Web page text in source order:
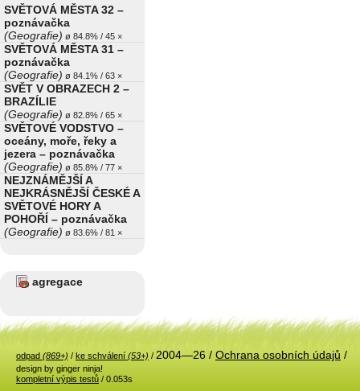
SVĚTOVÁ MĚSTA 32 –
poznávačka
(Geografie) ø 84.8% / 45 ×
SVĚTOVÁ MĚSTA 31 –
poznávačka
(Geografie) ø 84.1% / 63 ×
SVĚT V OBRAZECH 2 –
BRAZÍLIE
(Geografie) ø 82.8% / 65 ×
SVĚTOVÉ VODSTVO –
oceány, moře, řeky a
jezera – poznávačka
(Geografie) ø 85.8% / 77 ×
NEJZNÁMĚJŠÍ A
NEJKRÁSNĚJŠÍ ČESKÉ A
SVĚTOVÉ HORY A
POHOŘÍ – poznávačka
(Geografie) ø 83.6% / 81 ×
agregace
odpad (869+) / ke schválení (53+) / 2004—26 / Ochrana osobních údajů /
design by ginger ninja!
kompletní výpis testů / 0.053s